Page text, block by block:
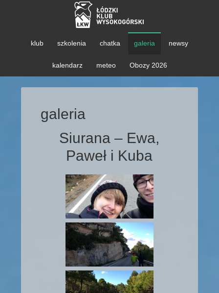
klub szkolenia chatka galeria newsy
kalendarz meteo Obozy 2026
galeria
Siurana – Ewa,
Paweł i Kuba